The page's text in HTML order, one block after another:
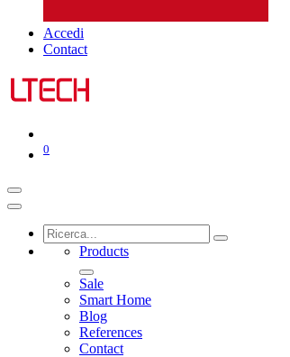
Accedi
Contact
0
Products
Sale
Smart Home
Blog
References
Contact